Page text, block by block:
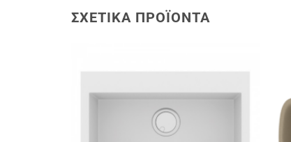
ΣΧΕΤΙΚΆ ΠΡΟΪΌΝΤΑ